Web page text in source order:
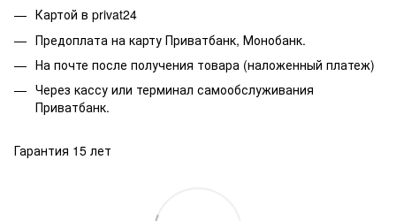
Картой в privat24
Предоплата на карту Приватбанк, Монобанк.
На почте после получения товара (наложенный платеж)
Через кассу или терминал самообслуживания
Приватбанк.
Гарантия 15 лет